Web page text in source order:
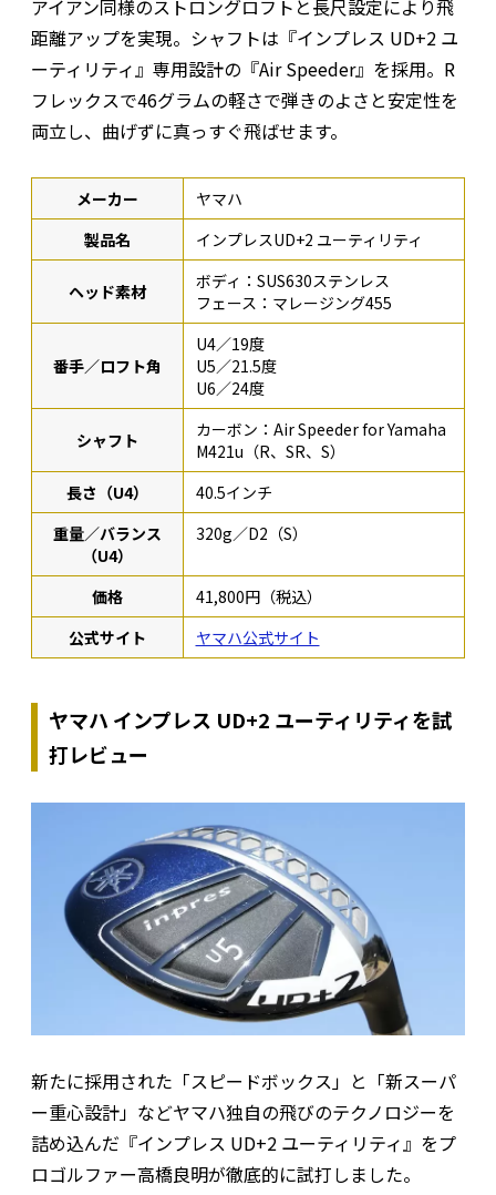
アイアン同様のストロングロフトと長尺設定により飛
距離アップを実現。シャフトは『インプレス UD+2 ユ
ーティリティ』専用設計の『Air Speeder』を採用。R
フレックスで46グラムの軽さで弾きのよさと安定性を
両立し、曲げずに真っすぐ飛ばせます。
メーカー
ヤマハ
製品名
インプレスUD+2 ユーティリティ
ヘッド素材
ボディ：SUS630ステンレス
フェース：マレージング455
番手／ロフト角
U4／19度
U5／21.5度
U6／24度
シャフト
カーボン：Air Speeder for Yamaha
M421u（R、SR、S）
長さ（U4）
40.5インチ
重量／バランス
（U4）
320g／D2（S）
価格
41,800円（税込）
公式サイト
ヤマハ公式サイト
ヤマハ インプレス UD+2 ユーティリティを試
打レビュー
新たに採用された「スピードボックス」と「新スーパ
ー重心設計」などヤマハ独自の飛びのテクノロジーを
詰め込んだ『インプレス UD+2 ユーティリティ』をプ
ロゴルファー高橋良明が徹底的に試打しました。